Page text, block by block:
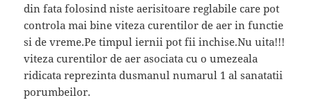
din fata folosind niste aerisitoare reglabile care pot
controla mai bine viteza curentilor de aer in functie
si de vreme.Pe timpul iernii pot fii inchise.Nu uita!!!
viteza curentilor de aer asociata cu o umezeala
ridicata reprezinta dusmanul numarul 1 al sanatatii
porumbeilor.